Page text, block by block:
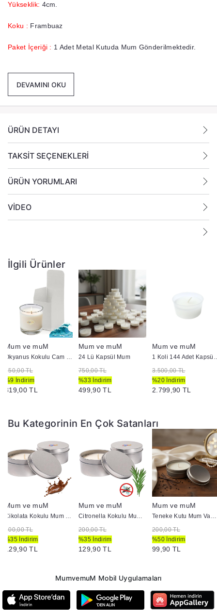
Yükseklik: 4cm.
Koku : Frambuaz
Paket İçeriği : 1 Adet Metal Kutuda Mum Gönderilmektedir.
Yanan bir mumun durumunu belirli aralıklarla kontrol edin.
DEVAMINI OKU
ÜRÜN DETAYI
TAKSİT SEÇENEKLERİ
ÜRÜN YORUMLARI
VİDEO
İlgili Ürünler
Mum ve muM
Okyanus Kokulu Cam Bardak İçi Mum
350,00 TL
%9 İndirim
319,00 TL
Mum ve muM
24 Lü Kapsül Mum
750,00 TL
%33 İndirim
499,90 TL
Mum ve muM
1 Koli 144
3.500,00 TL
%20 İndirim
2.799,90 TL
Bu Kategorinin En Çok Satanları
Mum ve muM
Çikolata Kokulu Mum Yuvarlak Metal Kutuda
200,00 TL
%35 İndirim
129,90 TL
Mum ve muM
Citronella Kokulu Mum Yuvarlak Metal Kutuda
200,00 TL
%35 İndirim
129,90 TL
Mum ve muM
Teneke Kutu Mum Vanilya Kokulu
200,00 TL
%50 İndirim
99,90 TL
MumvemuM Mobil Uygulamaları